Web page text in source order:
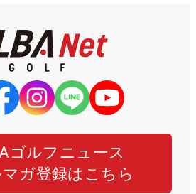
ゴルフニュース
ガ登録はこちら